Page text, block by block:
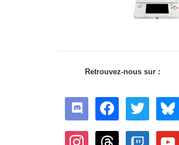
Retrouvez-nous sur :
discord facebook twitter bluesky
instagram threads twitch youtube